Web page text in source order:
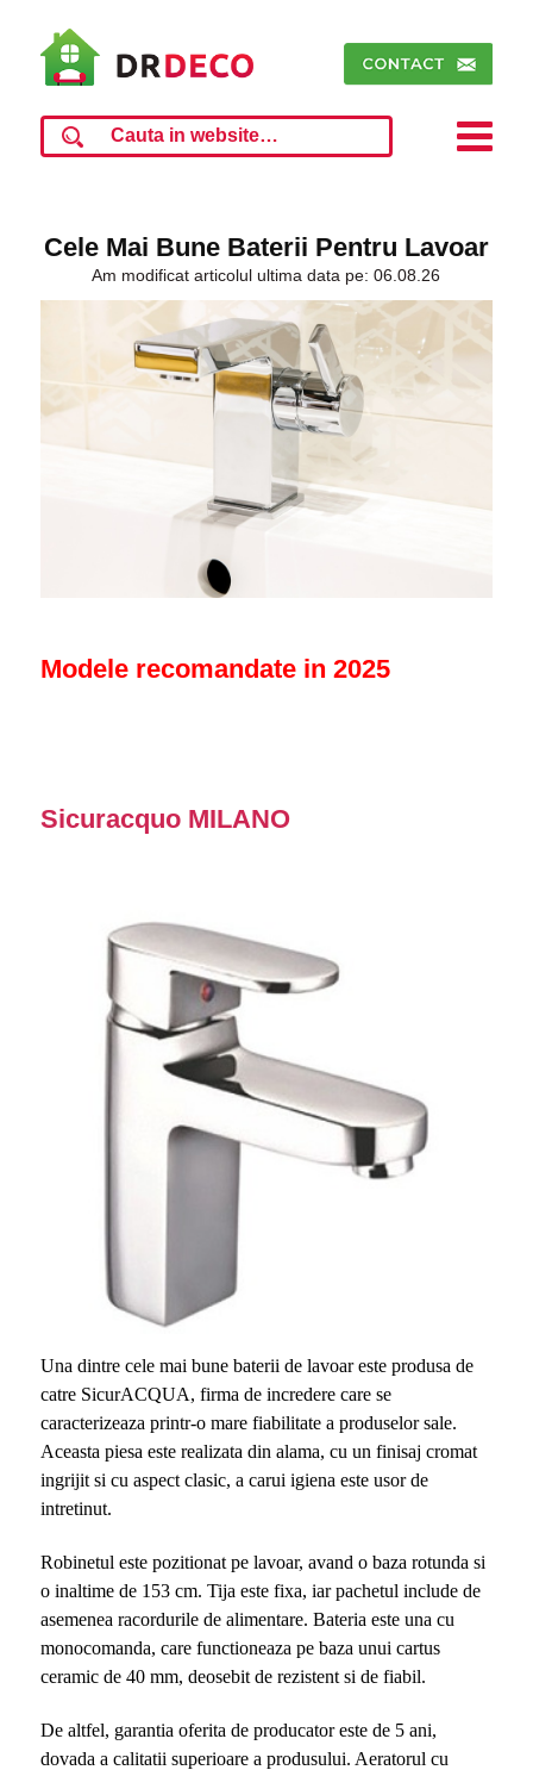
Cele Mai Bune Baterii Pentru Lavoar
Am modificat articolul ultima data pe: 06.08.26
Modele recomandate in 2025
Sicuracquo MILANO
Una dintre cele mai bune baterii de lavoar este produsa de
catre SicurACQUA, firma de incredere care se
caracterizeaza printr-o mare fiabilitate a produselor sale.
Aceasta piesa este realizata din alama, cu un finisaj cromat
ingrijit si cu aspect clasic, a carui igiena este usor de
intretinut.
Robinetul este pozitionat pe lavoar, avand o baza rotunda si
o inaltime de 153 cm. Tija este fixa, iar pachetul include de
asemenea racordurile de alimentare. Bateria este una cu
monocomanda, care functioneaza pe baza unui cartus
ceramic de 40 mm, deosebit de rezistent si de fiabil.
De altfel, garantia oferita de producator este de 5 ani,
dovada a calitatii superioare a produsului. Aeratorul cu